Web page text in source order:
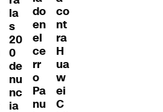
la
s
20
0
de
nu
nc
ia
do
en
el
ce
rr
o
Pa
nu
co
nt
ra
H
ua
w
ei
C